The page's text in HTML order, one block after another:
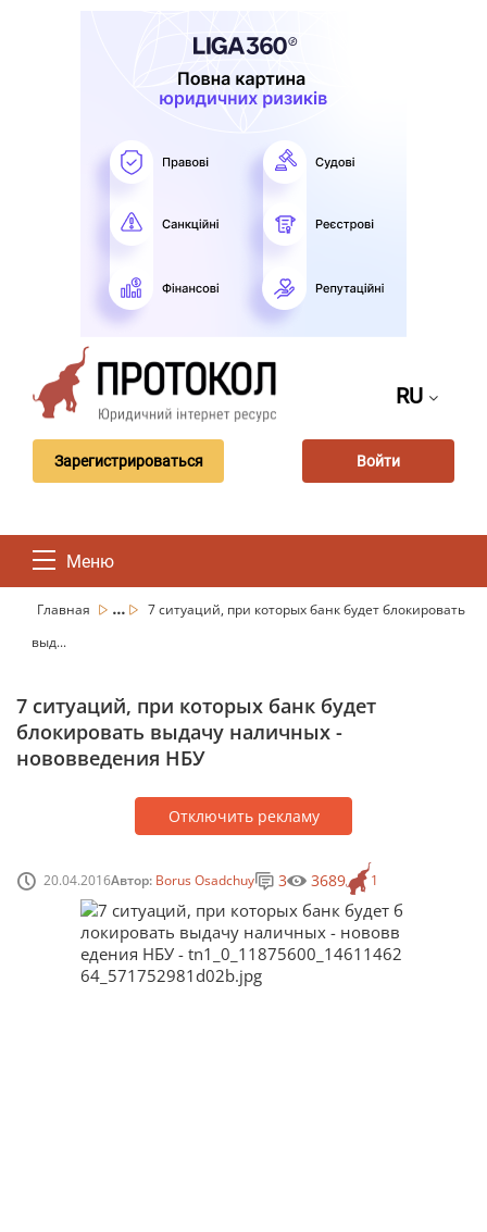
RU
Зарегистрироваться Войти
Меню
Главная ...
7 ситуаций, при которых банк будет блокировать
выд...
7 ситуаций, при которых банк будет
блокировать выдачу наличных -
нововведения НБУ
Отключить рекламу
20.04.2016Автор: Borus Osadchuy 1
3 3689